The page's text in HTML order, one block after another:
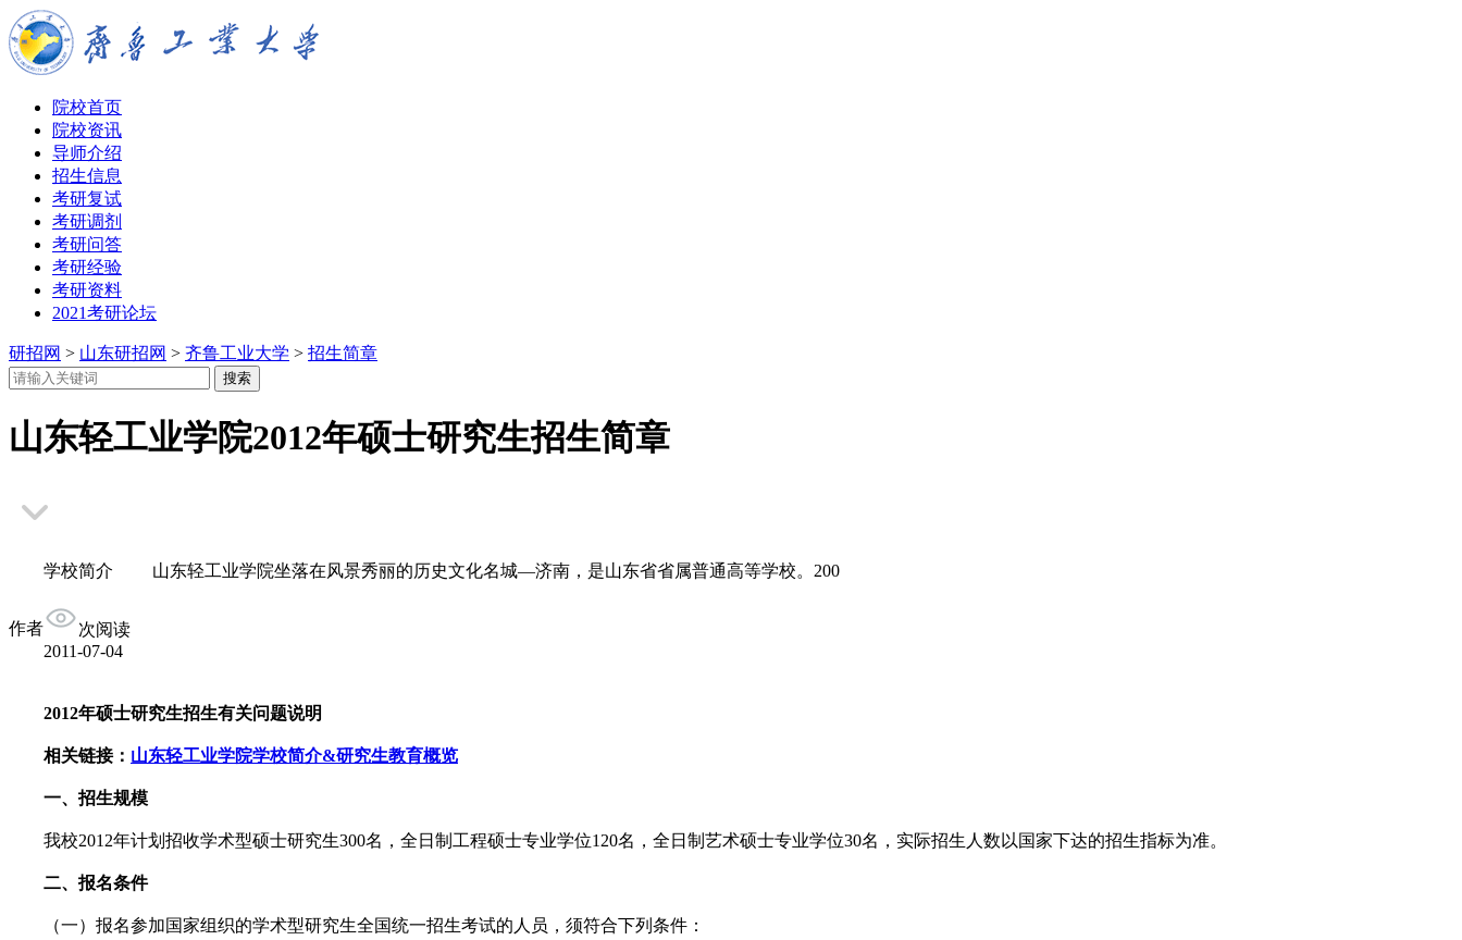
院校首页
院校资讯
导师介绍
招生信息
考研复试
考研调剂
考研问答
考研经验
考研资料
2021考研论坛
研招网 > 山东研招网 > 齐鲁工业大学 > 招生简章
山东轻工业学院2012年硕士研究生招生简章
学校简介 山东轻工业学院坐落在风景秀丽的历史文化名城—济南，是山东省省属普通高等学校。200
作者
次阅读
2011-07-04
2012年硕士研究生招生有关问题说明
相关链接： 山东轻工业学院学校简介&研究生教育概览
一、招生规模
我校2012年计划招收学术型硕士研究生300名，全日制工程硕士专业学位120名，全日制艺术硕士专业学位30名，实际招生人数以国家下达的招生指标为准。
二、报名条件
（一）报名参加国家组织的学术型研究生全国统一招生考试的人员，须符合下列条件：